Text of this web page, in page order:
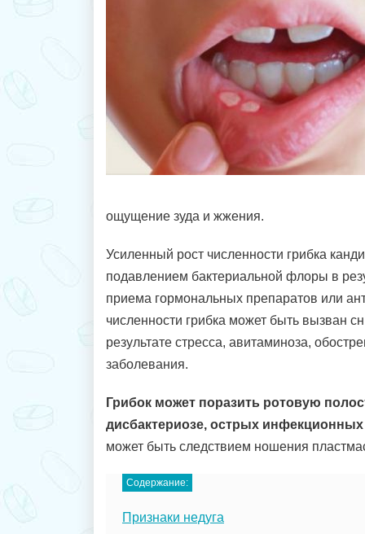
ощущение зуда и жжения.
Усиленный рост численности грибка
подавлением бактериальной флоры в
приема гормональных препаратов или
численности грибка может быть вызван
результате стресса, авитаминоза,
заболевания.
Грибок может поразить ротовую
дисбактериозе, острых инфекционных
может быть следствием ношения
Содержание:
Признаки недуга